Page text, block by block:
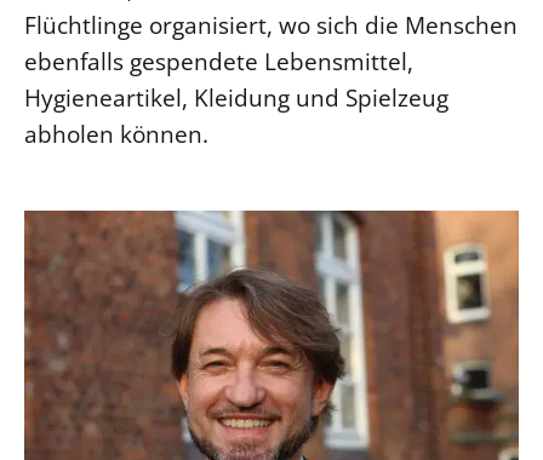
Flüchtlinge organisiert, wo sich die Menschen
ebenfalls gespendete Lebensmittel,
Hygieneartikel, Kleidung und Spielzeug
abholen können.